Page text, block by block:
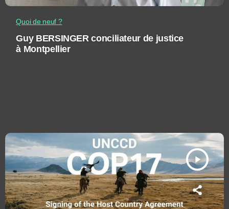
Quoi de neuf ?
Guy BERSINGER conciliateur de justice
à Montpellier
play_arrow